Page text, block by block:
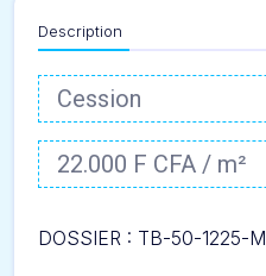
Description
Cession
22.000 F CFA / m²
DOSSIER : TB-50-1225-M